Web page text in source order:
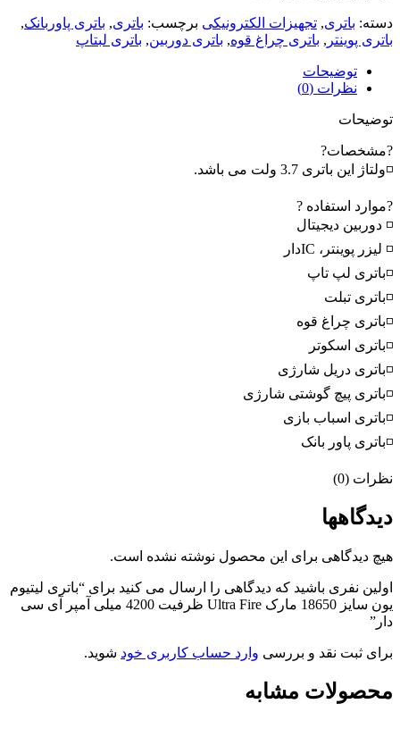
دسته: باتری, تجهیزات الکترونیکی برچسب: باتری, باتری پاوربانک,
باتری پوینتر , باتری چراغ قوه, باتری دوربین, باتری لبتاپ
توضیحات
نظرات (0)
توضیحات
?مشخصات?
◽ولتاژ این باتری 3.7 ولت می باشد.
?موارد استفاده ?
◽ دوربین دیجیتال
◽ لیزر پوینتر، ICدار
◽باتری لپ تاپ
◽باتری تبلت
◽باتری چراغ قوه
◽باتری اسکوتر
◽باتری دریل شارژی
◽باتری پیچ گوشتی شارژی
◽باتری اسباب بازی
◽باتری پاور بانک
نظرات (0)
دیدگاهها
هیچ دیدگاهی برای این محصول نوشته نشده است.
اولین نفری باشید که دیدگاهی را ارسال می کنید برای “باتری لیتیوم
یون سایز 18650 مارک Ultra Fire ظرفیت 4200 میلی آمپر آی سی
دار”
برای ثبت نقد و بررسی وارد حساب کاربری خود شوید.
محصولات مشابه